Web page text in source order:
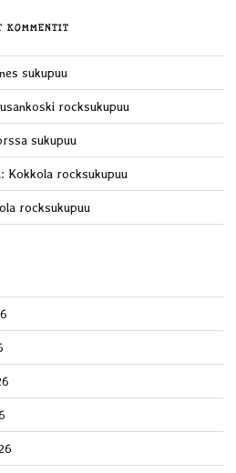
KOMMENTIT
sukupuu
rocksukupuu
sukupuu
: Kokkola rocksukupuu
rocksukupuu